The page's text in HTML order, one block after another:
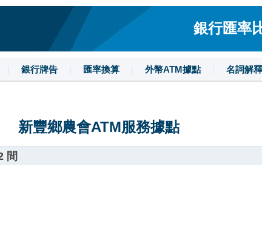
銀行匯率
銀行牌告 匯率換算 外幣ATM據點 名詞解釋
新豐鄉農會ATM服務據點
間